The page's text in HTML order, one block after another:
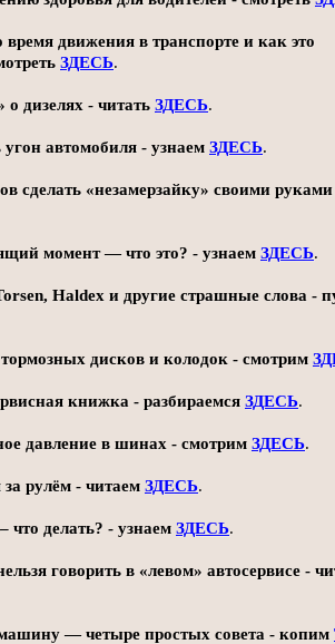
движения в транспорте и как это
ЗДЕСЬ.
дизелях - читать ЗДЕСЬ.
автомобиля - узнаем ЗДЕСЬ.
сделать «незамерзайку» своими
момент — что это? - узнаем ЗДЕСЬ.
Haldex и другие страшные слова -
дисков и колодок - смотрим
книжка - разбираемся ЗДЕСЬ.
давление в шинах - смотрим ЗДЕСЬ.
рулём - читаем ЗДЕСЬ.
что делать? - узнаем ЗДЕСЬ.
говорить в «левом» автосервисе -
— четыре простых совета - копим